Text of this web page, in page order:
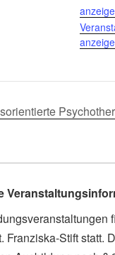
Franziska-Stift statt.